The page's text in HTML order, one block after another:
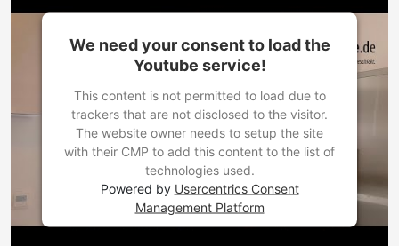
We need your consent to load the
Youtube service!
This content is not permitted to load due to
trackers that are not disclosed to the visitor.
The website owner needs to setup the site
with their CMP to add this content to the list of
technologies used.
Powered by Usercentrics Consent
Management Platform